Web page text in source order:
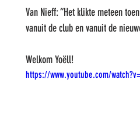
Van Nieff: “Het klikte meteen
vanuit de club en vanuit de
Welkom Yoëll!
https://www.youtube.com/